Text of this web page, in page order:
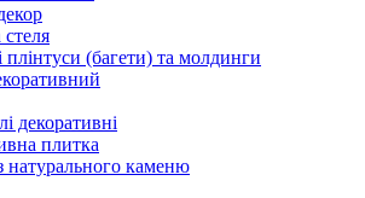
стеля
плінтуси (багети) та молдинги
декоративні
плитка
натурального каменю